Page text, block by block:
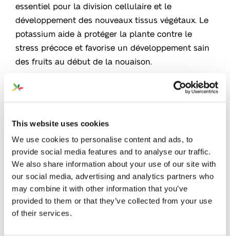
This website uses cookies
We use cookies to personalise content and ads, to
provide social media features and to analyse our traffic.
We also share information about your use of our site with
our social media, advertising and analytics partners who
may combine it with other information that you’ve
provided to them or that they’ve collected from your use
of their services.
essentiel pour la division cellulaire et le
développement des nouveaux tissus végétaux. Le
potassium aide à protéger la plante contre le
stress précoce et favorise un développement sain
des fruits au début de la nouaison.
Favorise le développement des racines et des
pousses
Limite la croissance végétative à partir de la
nouaison
Développé pour la fertigation de plein champ ou
sous serres. Convient également pour une
application foliaire
Application